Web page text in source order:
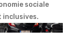
sociale
inclusives.